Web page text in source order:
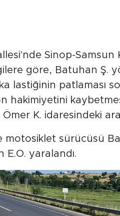
Sinop-
göre, Batuhan Ş.
lastiğinin patlaması
hakimiyetini
K. idaresindeki
motosiklet sürücüsü
yaralandı.